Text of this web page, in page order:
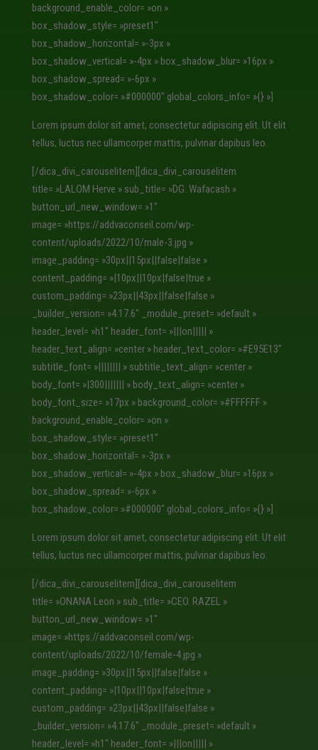
background_enable_color= »on »
box_shadow_style= »preset1″
box_shadow_horizontal= »-3px »
box_shadow_vertical= »-4px » box_shadow_blur= »16px »
box_shadow_spread= »-6px »
box_shadow_color= »#000000″ global_colors_info= »{} »]
Lorem ipsum dolor sit amet, consectetur adipiscing elit. Ut elit
tellus, luctus nec ullamcorper mattis, pulvinar dapibus leo.
[/dica_divi_carouselitem][dica_divi_carouselitem
title= »LALOM Herve » sub_title= »DG. Wafacash »
button_url_new_window= »1″
image= »https://addvaconseil.com/wp-
content/uploads/2022/10/male-3.jpg »
image_padding= »30px||15px||false|false »
content_padding= »|10px||10px|false|true »
custom_padding= »23px||43px||false|false »
_builder_version= »4.17.6″ _module_preset= »default »
header_level= »h1″ header_font= »|||on||||| »
header_text_align= »center » header_text_color= »#E95E13″
subtitle_font= »|||||||| » subtitle_text_align= »center »
body_font= »|300||||||| » body_text_align= »center »
body_font_size= »17px » background_color= »#FFFFFF »
background_enable_color= »on »
box_shadow_style= »preset1″
box_shadow_horizontal= »-3px »
box_shadow_vertical= »-4px » box_shadow_blur= »16px »
box_shadow_spread= »-6px »
box_shadow_color= »#000000″ global_colors_info= »{} »]
Lorem ipsum dolor sit amet, consectetur adipiscing elit. Ut elit
tellus, luctus nec ullamcorper mattis, pulvinar dapibus leo.
[/dica_divi_carouselitem][dica_divi_carouselitem
title= »ONANA Leon » sub_title= »CEO. RAZEL »
button_url_new_window= »1″
image= »https://addvaconseil.com/wp-
content/uploads/2022/10/female-4.jpg »
image_padding= »30px||15px||false|false »
content_padding= »|10px||10px|false|true »
custom_padding= »23px||43px||false|false »
_builder_version= »4.17.6″ _module_preset= »default »
header_level= »h1″ header_font= »|||on||||| »